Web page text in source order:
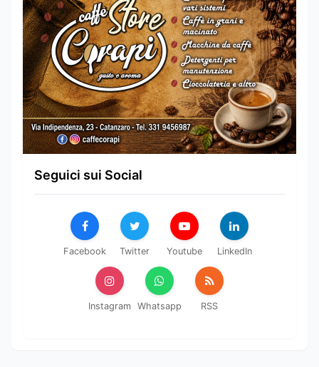
Seguici sui Social
Facebook Twitter Youtube LinkedIn
Instagram Whatsapp RSS